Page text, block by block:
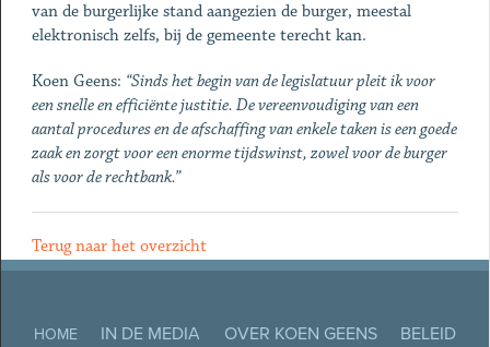
van de burgerlijke stand aangezien de burger, meestal
elektronisch zelfs, bij de gemeente terecht kan.
Koen Geens: “Sinds het begin van de legislatuur pleit ik voor
een snelle en efficiënte justitie. De vereenvoudiging van een
aantal procedures en de afschaffing van enkele taken is een goede
zaak en zorgt voor een enorme tijdswinst, zowel voor de burger
als voor de rechtbank.”
Terug naar het overzicht
HOME IN DE MEDIA OVER KOEN GEENS
BELEID